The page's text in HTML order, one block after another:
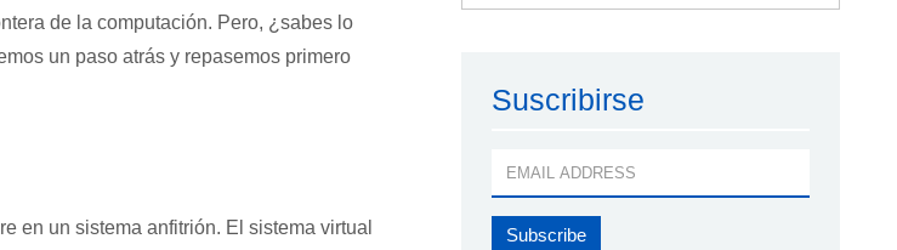
de la computación. Pero, ¿sabes lo
un paso atrás y repasemos primero
en un sistema anfitrión. El sistema virtual
Suscribirse